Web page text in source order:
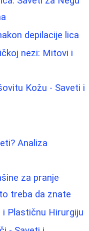
depilacije lica
nezi: Mitovi i
Kožu - Saveti i
Analiza
za pranje
treba da znate
Plastičnu Hirurgiju